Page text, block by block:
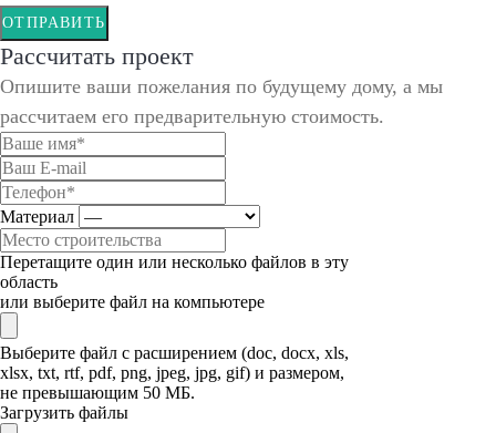
ОТПРАВИТЬ
Рассчитать проект
Опишите ваши пожелания по будущему дому, а мы
рассчитаем его предварительную стоимость.
Материал
Перетащите один или несколько файлов в эту
область
или выберите файл на компьютере
Выберите файл с расширением (doc, docx, xls,
xlsx, txt, rtf, pdf, png, jpeg, jpg, gif) и размером,
не превышающим 50 МБ.
Загрузить файлы